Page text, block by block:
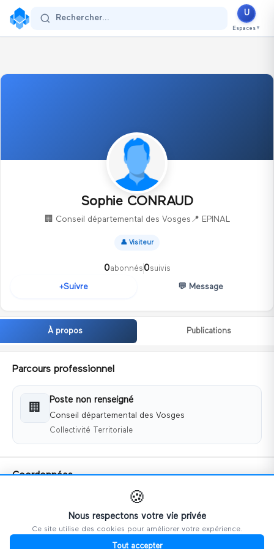
Se connecter
Rechercher...
U
Espaces ▼
Sophie CONRAUD
🏢 Conseil départemental des Vosges 📍 EPINAL
👤 Visiteur
0abonnés0suivis
+Suivre 💬 Message
À propos Publications
Parcours professionnel
🏢
Poste non renseigné
Conseil départemental des Vosges
Collectivité Territoriale
Coordonnées
+0633445142
🌐 https://www.vosges.fr/
🍪
Nous respectons votre vie privée
Ce site utilise des cookies pour améliorer votre expérience.
Tout accepter